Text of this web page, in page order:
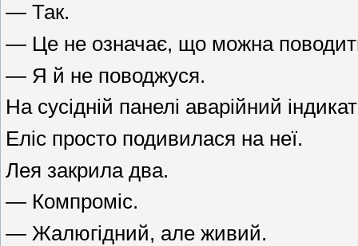
— Так.
— Це не означає, що можна
— Я й не поводжуся.
На сусідній панелі аварійний
Еліс просто подивилася на неї.
Лея закрила два.
— Компроміс.
— Жалюгідний, але живий.